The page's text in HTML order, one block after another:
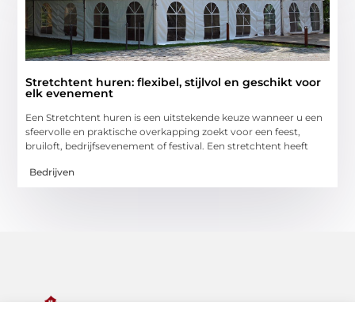
Stretchtent huren: flexibel, stijlvol en geschikt voor
elk evenement
Een Stretchtent huren is een uitstekende keuze wanneer u een
sfeervolle en praktische overkapping zoekt voor een feest,
bruiloft, bedrijfsevenement of festival. Een stretchtent heeft
Bedrijven